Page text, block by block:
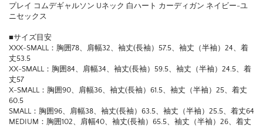
プレイ コムデギャルソン Uネック 白ハート カーディガン ネイビー-ユ
ニセックス
■サイズ目安
XXX-SMALL：胸囲78、肩幅32、袖丈(長袖）57.5、袖丈（半袖）24、着
丈53.5
XX-SMALL：胸囲84、肩幅34、袖丈(長袖）59.5、袖丈（半袖）24.5、着
丈57
X-SMALL：胸囲90、肩幅36、袖丈(長袖）61.5、袖丈（半袖）25、着丈
60.5
SMALL：胸囲96、肩幅38、袖丈(長袖）63.5、袖丈（半袖）25.5、着丈64
MEDIUM：胸囲102、肩幅40、袖丈(長袖）65.5、袖丈（半袖）26、着丈